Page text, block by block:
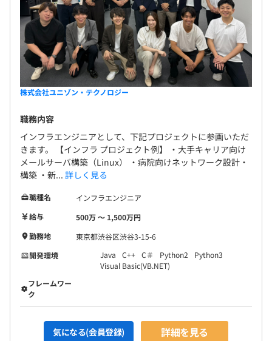
株式会社ユニゾン・テクノロジー
職務内容
インフラエンジニアとして、下記プロジェクトに参画いただ
きます。 【インフラ プロジェクト例】 ・大手キャリア向け
メールサーバ構築（Linux） ・病院向けネットワーク設計・
構築 ・新... 詳しく見る
職種名
インフラエンジニア
給与
500万 〜 1,500万円
勤務地
東京都渋谷区渋谷3-15-6
開発環境
Java C++ C＃ Python2
Python3
Visual Basic(VB.NET)
フレームワー
ク
気になる(会員登録) 詳細を見る